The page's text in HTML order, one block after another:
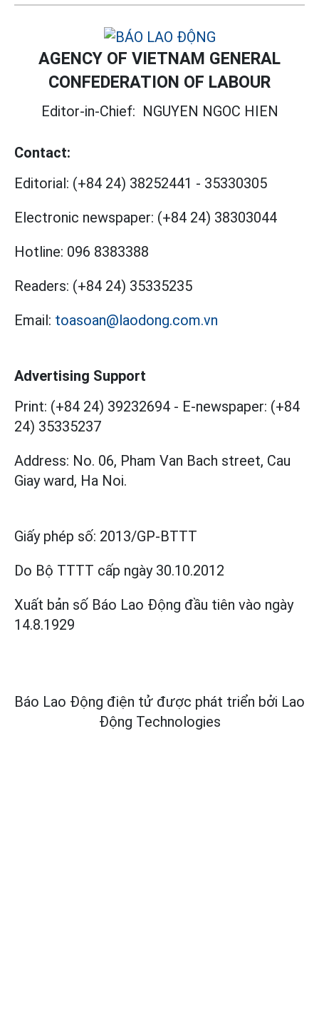
AGENCY OF VIETNAM GENERAL
CONFEDERATION OF LABOUR
Editor-in-Chief: NGUYEN NGOC HIEN
Contact:
Editorial: (+84 24) 38252441 - 35330305
Electronic newspaper: (+84 24) 38303044
Hotline: 096 8383388
Readers: (+84 24) 35335235
Email: toasoan@laodong.com.vn
Advertising Support
Print: (+84 24) 39232694 - E-newspaper: (+84
24) 35335237
Address: No. 06, Pham Van Bach street, Cau
Giay ward, Ha Noi.
Giấy phép số: 2013/GP-BTTT
Do Bộ TTTT cấp ngày 30.10.2012
Xuất bản số Báo Lao Động đầu tiên vào ngày
14.8.1929
Báo Lao Động điện tử được phát triển bởi Lao
Động Technologies